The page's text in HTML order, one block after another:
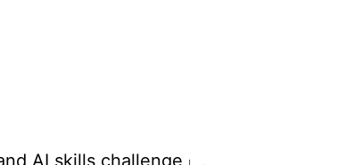
AI skills challenge」。